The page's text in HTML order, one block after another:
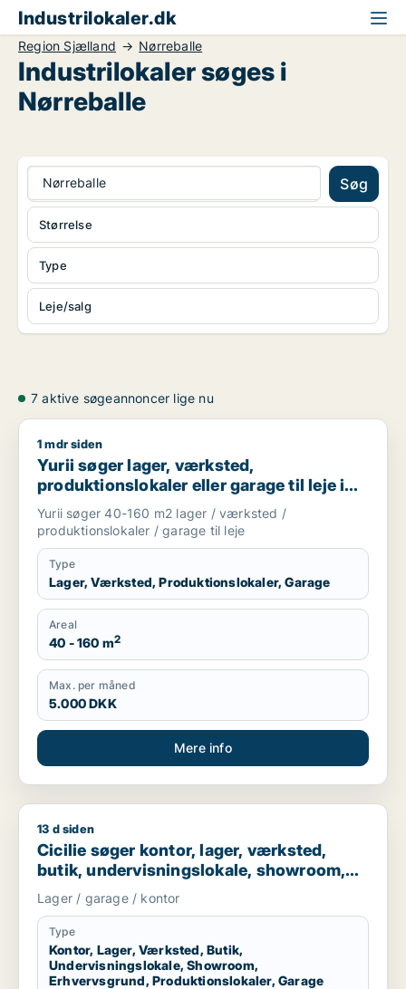
Industrilokaler.dk
Region Sjælland Nørreballe
Industrilokaler søges i
Nørreballe
Nørreballe Søg
Type
Leje/salg
Størrelse
7 aktive søgeannoncer lige nu
Yurii søger lager, værksted, produktionslokaler eller garage
1 mdr siden
Yurii søger lager, værksted,
produktionslokaler eller garage til leje i
Region Sjælland
Yurii søger 40-160 m2 lager / værksted /
produktionslokaler / garage til leje
Type
Lager, Værksted, Produktionslokaler, Garage
Areal
40 - 160 m2
Max. per måned
5.000 DKK
Mere info
Cicilie søger kontor, lager, værksted, butik,
13 d siden
Cicilie søger kontor, lager, værksted,
butik, undervisningslokale, showroom,
erhvervsgrund, produktionslokaler eller
garage til leje i Region Sjælland eller
Nordsjælland
Lager / garage / kontor
Type
Kontor, Lager, Værksted, Butik,
Undervisningslokale, Showroom,
Erhvervsgrund, Produktionslokaler, Garage